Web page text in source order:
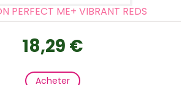
PERFECT ME+ VIBRANT REDS
18,29 €
Acheter